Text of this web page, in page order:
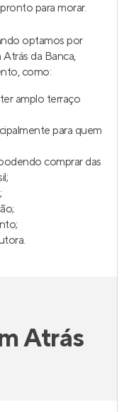
para morar.
optamos por
da Banca,
como:
amplo terraço
para quem
comprar das
Atrás